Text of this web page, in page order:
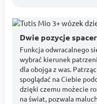
Dwie pozycje
Funkcja odwracalnego
wybrać kierunek
dla obojga z was.
spoglądać na Ciebie
dzięki czemu możecie
na świat, pozwala